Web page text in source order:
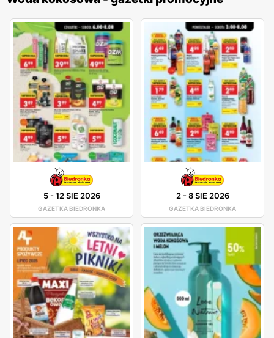
5-12 SIE 2026
GAZETKA BIEDRONKA
2-8 SIE 2026
GAZETKA BIEDRONKA